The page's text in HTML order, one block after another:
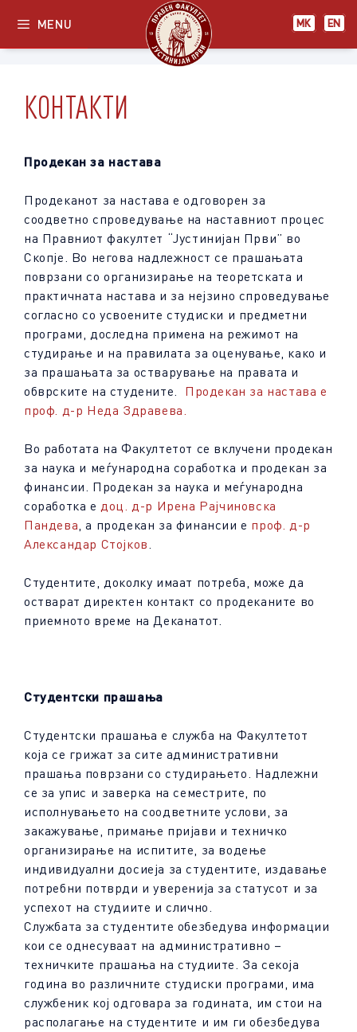
content
МК EN
MENU
КОНТАКТИ
Продекан за настава
Продеканот за настава е одговорен за
соодветно спроведување на наставниот процес
на Правниот факултет “Јустинијан Први” во
Скопје. Во негова надлежност се прашањата
поврзани со организирање на теоретската и
практичната настава и за нејзино спроведување
согласно со усвоените студиски и предметни
програми, доследна примена на режимот на
студирање и на правилата за оценување, како и
за прашањата за остварување на правата и
обврските на студените. Продекан за настава е
проф. д-р Неда Здравева.
Во работата на Факултетот се вклучени продекан
за наука и меѓународна соработка и продекан за
финансии. Продекан за наука и меѓународна
соработка е доц. д-р Ирена Рајчиновска
Пандева, а продекан за финансии е проф. д-р
Александар Стојков.
Студентите, доколку имаат потреба, може да
остварат директен контакт со продеканите во
приемното време на Деканатот.
Студентски прашања
Студентски прашања е служба на Факултетот
која се грижат за сите административни
прашања поврзани со студирањето. Надлежни
се за упис и заверка на семестрите, по
исполнувањето на соодветните услови, за
закажување, примање пријави и техничко
организирање на испитите, за водење
индивидуални досиеја за студентите, издавање
потребни потврди и уверенија за статусот и за
успехот на студиите и слично.
Службата за студентите обезбедува информации
кои се однесуваат на административно –
техничките прашања на студиите. За секоја
година во различните студиски програми, има
службеник кој одговара за годината, им стои на
располагање на студентите и им ги обезбедува